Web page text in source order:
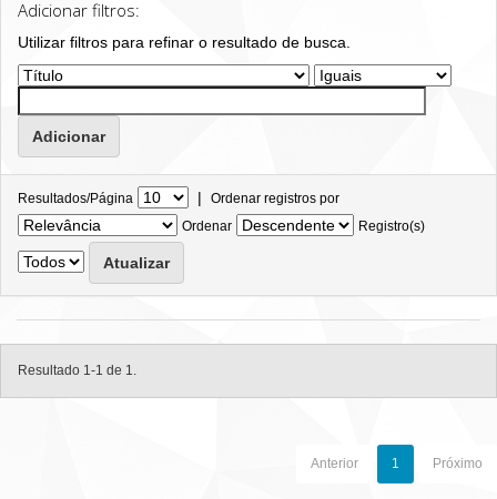
Adicionar filtros:
Utilizar filtros para refinar o resultado de busca.
Resultados/Página | Ordenar registros por
Ordenar
Registro(s)
Resultado 1-1 de 1.
Anterior 1 Próximo